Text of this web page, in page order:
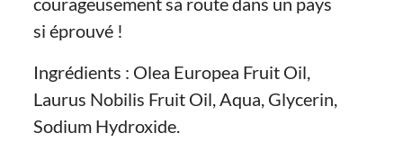
si éprouvé !
Ingrédients : Olea Europea Fruit Oil,
Laurus Nobilis Fruit Oil, Aqua, Glycerin,
Sodium Hydroxide.